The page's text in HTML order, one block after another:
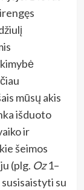
mūsų akis
išduoto
ir
šeimos
(plg. Oz1–
su